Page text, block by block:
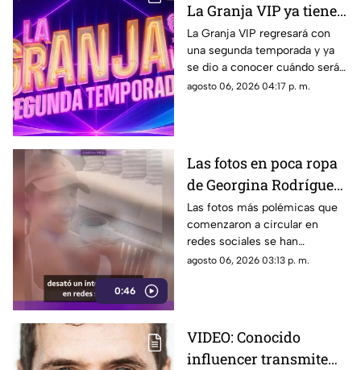
La Granja VIP ya tiene
fecha de estreno y esto
es lo que debes de saber
La Granja VIP regresará con
una segunda temporada y ya
se dio a conocer cuándo será
el esperado estreno del reality
agosto 06, 2026 04:17 p. m.
0:46
Las fotos en poca ropa
de Georgina Rodríguez
de las que TODOS están
hablando
Las fotos más polémicas que
comenzaron a circular en
redes sociales se han
convertido en el centro de
agosto 06, 2026 03:13 p. m.
VIDEO: Conocido
influencer transmite